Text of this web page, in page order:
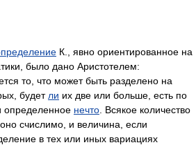
К., явно ориентированное на
было дано Аристотелем:
то, что может быть разделено на
будет ли их две или больше, есть по
определенное нечто . Всякое количество
оно счислимо, и величина, если
в тех или иных вариациях